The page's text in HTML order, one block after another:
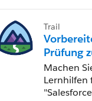
Trail
Prüfung
Platform
Machen
Lernhilfen